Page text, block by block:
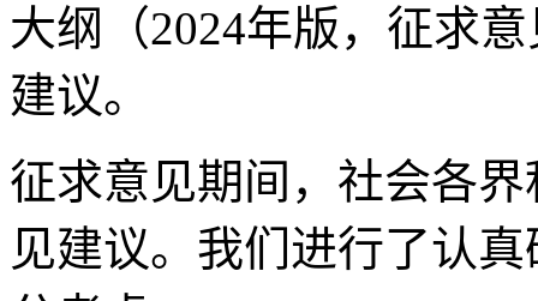
大纲（2024年版，征求
建议。
征求意见期间，社会各
见建议。我们进行了认